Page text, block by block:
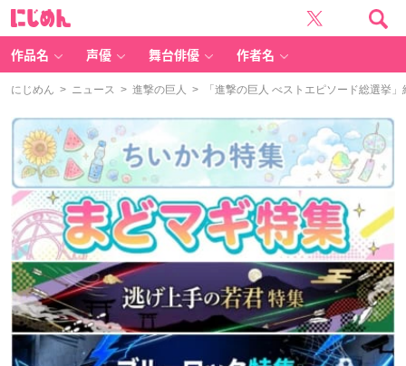
作品名 声優 舞台俳優 作者名
にじめん > ニュース > 進撃の巨人 > 「進撃の巨人 べストエピソード総選挙